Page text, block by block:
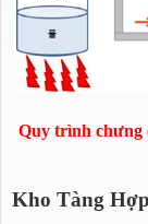
Quy trình chưng
Kho Tàng